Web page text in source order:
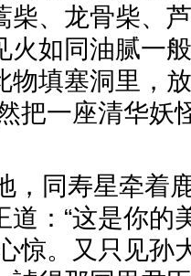
柴、龙骨柴、
火如同油腻一
物填塞洞里，
把一座清华妖
，同寿星牵着
道：“这是你的
惊。又只见孙